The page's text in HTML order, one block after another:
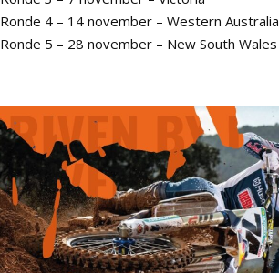
Ronde 4 – 14 november – Western Australia
Ronde 5 – 28 november – New South